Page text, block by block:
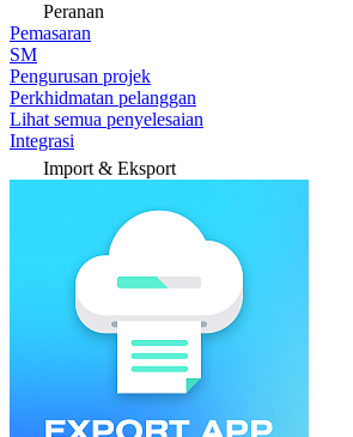
Peranan
Pemasaran
SM
Pengurusan projek
Perkhidmatan pelanggan
Lihat semua penyelesaian
Integrasi
Import & Eksport